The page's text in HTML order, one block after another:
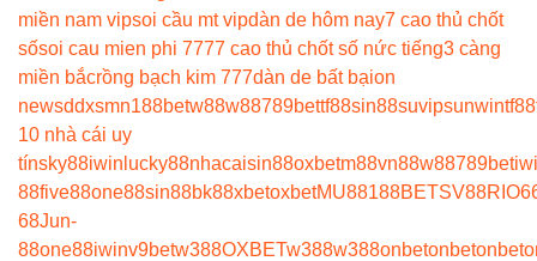
miền nam vipsoi cầu mt vipdàn de hôm nay7 cao thủ chốt
sốsoi cau mien phi 7777 cao thủ chốt số nức tiếng3 càng
miền bắcrồng bạch kim 777dàn de bất bạion
newsddxsmn188betw88w88789bettf88sin88suvipsunwintf88
10 nhà cái uy
tínsky88iwin lucky88nhacaisin88oxbetm88vn88w88789bet
88five88one88sin88bk88xbetoxbetMU88188BETSV88
68Jun-
88one88iwinv9betw388OXBETw388w388onbetonbetonbet